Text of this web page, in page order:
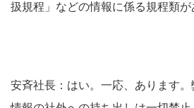
扱規程」などの情報に係る規程類が
安斉社長：はい。一応、あります